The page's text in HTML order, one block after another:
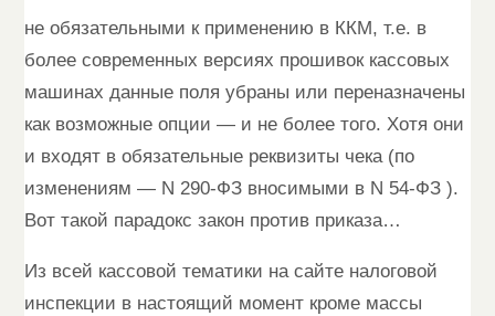
не обязательными к применению в ККМ, т.е. в
более современных версиях прошивок кассовых
машинах данные поля убраны или переназначены
как возможные опции — и не более того. Хотя они
и входят в обязательные реквизиты чека (по
изменениям — N 290-ФЗ вносимыми в N 54-ФЗ ).
Вот такой парадокс закон против приказа…
Из всей кассовой тематики на сайте налоговой
инспекции в настоящий момент кроме массы